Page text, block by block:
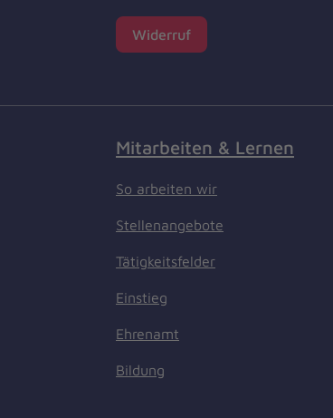
Widerruf
Mitarbeiten & Lernen
So arbeiten wir
Stellenangebote
Tätigkeitsfelder
Einstieg
Ehrenamt
Bildung